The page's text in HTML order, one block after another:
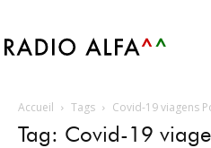
Accueil Tags Covid-19 viagens
Tag: Covid-19